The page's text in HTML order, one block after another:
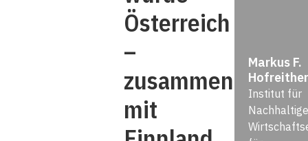
Österreich
–
zusammen
mit
Markus F.
Hofreither
Institut für
Nachhaltige